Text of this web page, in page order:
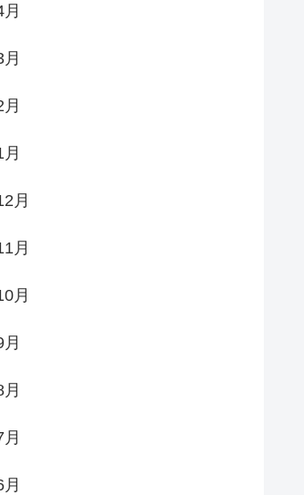
月
月
月